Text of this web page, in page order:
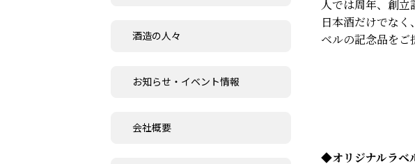
酒造の人々
お知らせ・イベント情報
会社概要
人では周年、創
日本酒だけでな
ベルの記念品をご
◆オリジナルラベ